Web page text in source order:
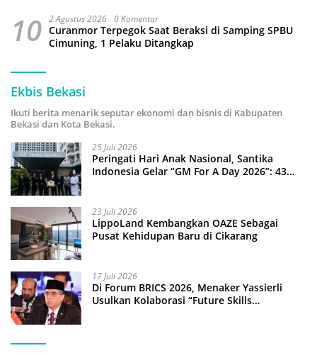
10 2 Agustus 2026 0 Komentar
Curanmor Terpegok Saat Beraksi di Samping SPBU
Cimuning, 1 Pelaku Ditangkap
Ekbis Bekasi
Ikuti berita menarik seputar ekonomi dan bisnis di Kabupaten
Bekasi dan Kota Bekasi.
25 Juli 2026
Peringati Hari Anak Nasional, Santika
Indonesia Gelar “GM For A Day 2026”: 43
23 Juli 2026
LippoLand Kembangkan OAZE Sebagai
Pusat Kehidupan Baru di Cikarang
17 Juli 2026
Di Forum BRICS 2026, Menaker Yassierli
Usulkan Kolaborasi “Future Skills